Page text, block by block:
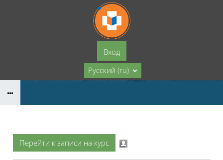
Перейти к основному содержанию
Вход
Русский ‎(ru)‎
Перейти к записи на курс